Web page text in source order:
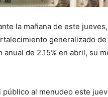
la mañana de este
generalizado
de 2.15% en abril, su
al menudeo este